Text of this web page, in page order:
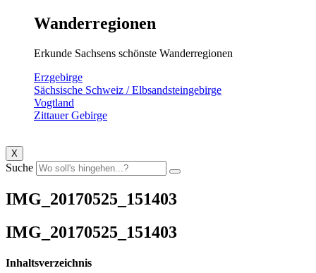
Wanderregionen
Erkunde Sachsens schönste Wanderregionen
Erzgebirge
Sächsische Schweiz / Elbsandsteingebirge
Vogtland
Zittauer Gebirge
X
Suche
IMG_20170525_151403
IMG_20170525_151403
Inhaltsverzeichnis